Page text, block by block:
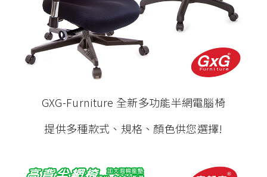
GXG-Furniture 全新多功能半網電腦椅
提供多種款式、規格、顏色供您選擇!